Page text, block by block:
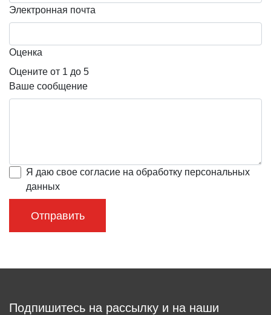
Электронная почта
Оценка
Оцените от 1 до 5
Ваше сообщение
Я даю свое согласие на обработку персональных
данных
Подпишитесь на рассылку и на наши